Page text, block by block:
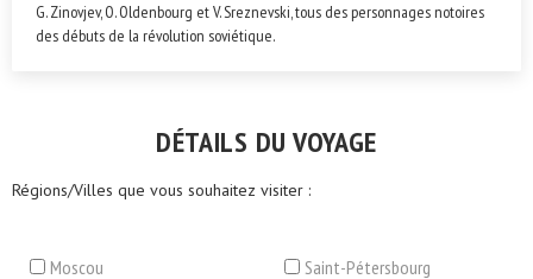
G. Zinovjev, O. Oldenbourg et V. Sreznevski, tous des personnages notoires
des débuts de la révolution soviétique.
DÉTAILS DU VOYAGE
Régions/Villes que vous souhaitez visiter :
Moscou
Saint-Pétersbourg